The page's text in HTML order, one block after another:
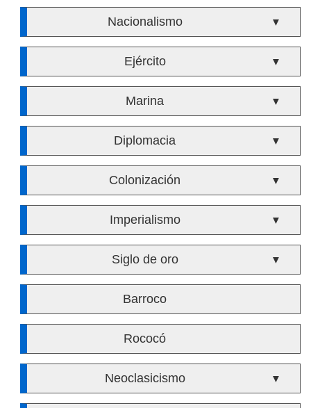
Nacionalismo ▼
Ejército ▼
Marina ▼
Diplomacia ▼
Colonización ▼
Imperialismo ▼
Siglo de oro ▼
Barroco
Rococó
Neoclasicismo ▼